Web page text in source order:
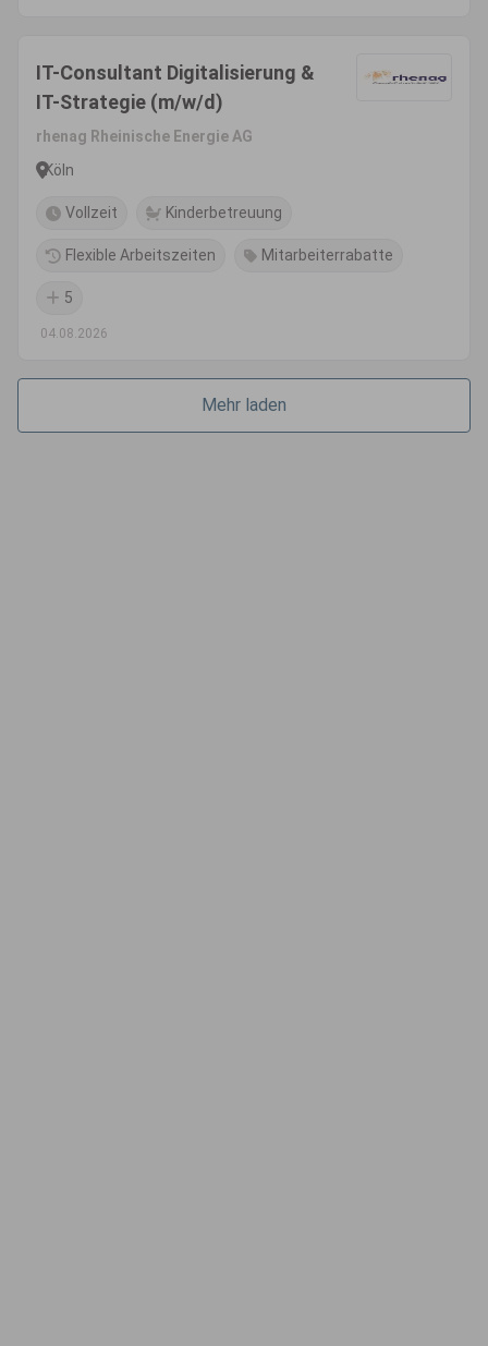
IT-Consultant Digitalisierung &
IT-Strategie (m/w/d)
rhenag Rheinische Energie AG
Köln
Vollzeit Kinderbetreuung
Flexible Arbeitszeiten Mitarbeiterrabatte
5
04.08.2026
Mehr laden